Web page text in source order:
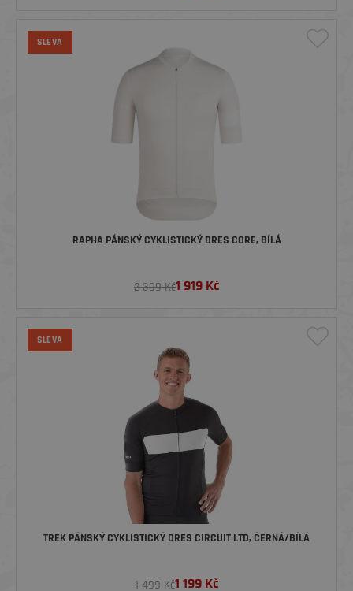
SLEVA
RAPHA PÁNSKÝ CYKLISTICKÝ DRES CORE, BÍLÁ
2 399 Kč1 919 Kč
SLEVA
TREK PÁNSKÝ CYKLISTICKÝ DRES CIRCUIT LTD, ČERNÁ/BÍLÁ
1 499 Kč1 199 Kč